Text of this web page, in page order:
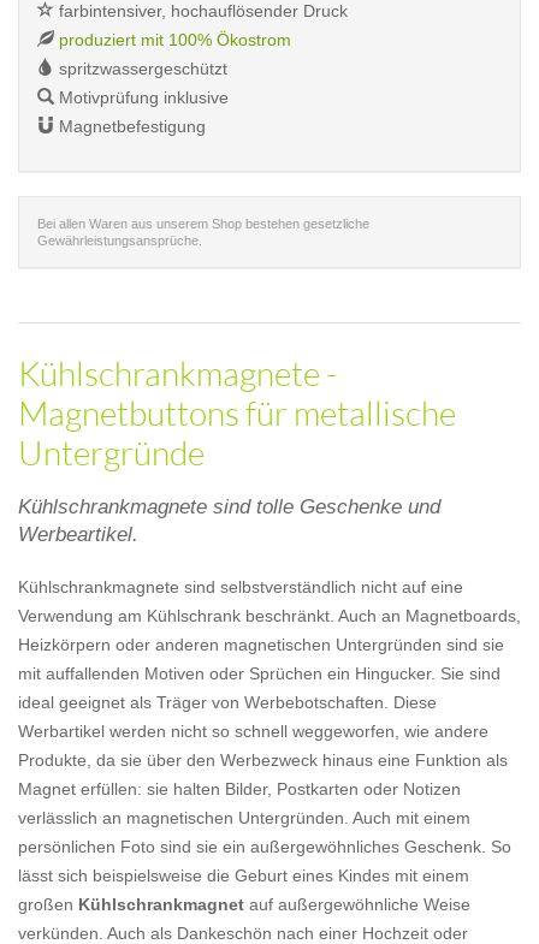
farbintensiver, hochauflösender Druck
produziert mit 100% Ökostrom
spritzwassergeschützt
Motivprüfung inklusive
Magnetbefestigung
Bei allen Waren aus unserem Shop bestehen gesetzliche
Gewährleistungsansprüche.
Kühlschrankmagnete -
Magnetbuttons für metallische
Untergründe
Kühlschrankmagnete sind tolle Geschenke und
Werbeartikel.
Kühlschrankmagnete sind selbstverständlich nicht auf eine
Verwendung am Kühlschrank beschränkt. Auch an Magnetboards,
Heizkörpern oder anderen magnetischen Untergründen sind sie
mit auffallenden Motiven oder Sprüchen ein Hingucker. Sie sind
ideal geeignet als Träger von Werbebotschaften. Diese
Werbartikel werden nicht so schnell weggeworfen, wie andere
Produkte, da sie über den Werbezweck hinaus eine Funktion als
Magnet erfüllen: sie halten Bilder, Postkarten oder Notizen
verlässlich an magnetischen Untergründen. Auch mit einem
persönlichen Foto sind sie ein außergewöhnliches Geschenk. So
lässt sich beispielsweise die Geburt eines Kindes mit einem
großen Kühlschrankmagnet auf außergewöhnliche Weise
verkünden. Auch als Dankeschön nach einer Hochzeit oder